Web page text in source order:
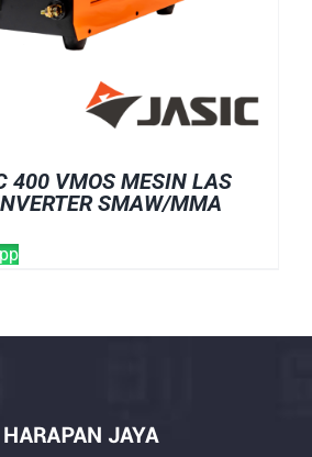
400 VMOS MESIN LAS
SMAW/MMA